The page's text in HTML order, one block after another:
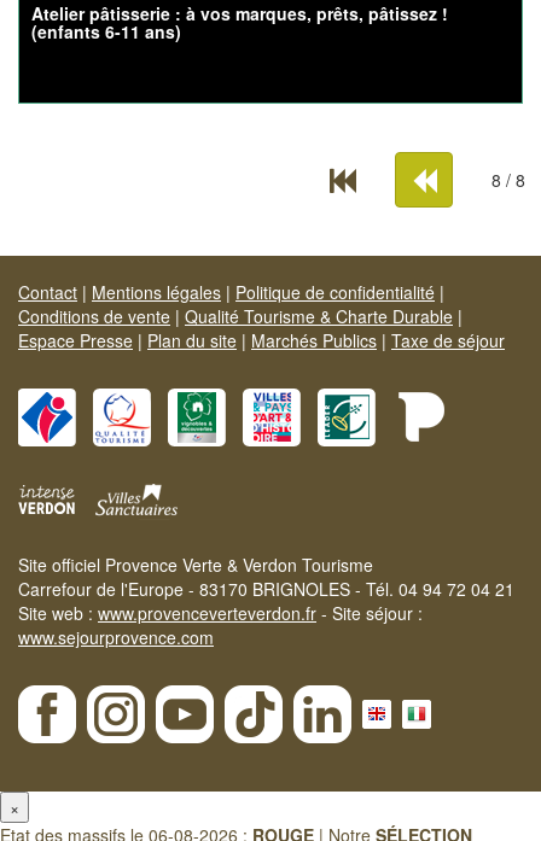
Atelier pâtisserie : à vos marques, prêts, pâtissez !
(enfants 6-11 ans)
8 / 8
Contact | Mentions légales | Politique de confidentialité |
Conditions de vente | Qualité Tourisme & Charte Durable |
Espace Presse | Plan du site | Marchés Publics | Taxe de séjour
Site officiel Provence Verte & Verdon Tourisme
Carrefour de l'Europe - 83170 BRIGNOLES - Tél. 04 94 72 04 21
Site web : www.provenceverteverdon.fr - Site séjour :
www.sejourprovence.com
×
Etat des massifs le 06-08-2026 : ROUGE | Notre SÉLECTION